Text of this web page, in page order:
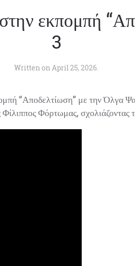
εκπομπή
3
Written onApril 25, 2026.
“Αποδελτίωση” με την Όλγα
Φόρτωμας, σχολιάζοντας